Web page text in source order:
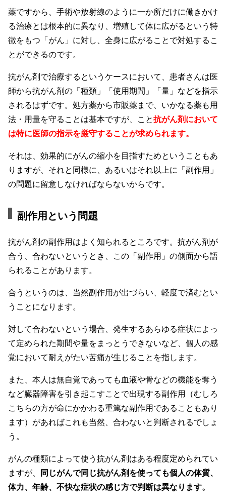
薬ですから、手術や放射線のように一か所だけに働きかけ
る治療とは根本的に異なり、増殖して体に広がるという特
徴をもつ「がん」に対し、全身に広がることで対処するこ
とができるのです。
抗がん剤で治療するというケースにおいて、患者さんは医
師から抗がん剤の「種類」「使用期間」「量」などを指示
されるはずです。処方薬から市販薬まで、いかなる薬も用
法・用量を守ることは基本ですが、こと抗がん剤において
は特に医師の指示を厳守することが求められます。
それは、効果的にがんの縮小を目指すためということもあ
りますが、それと同様に、あるいはそれ以上に「副作用」
の問題に留意しなければならないからです。
副作用という問題
抗がん剤の副作用はよく知られるところです。抗がん剤が
合う、合わないというとき、この「副作用」の側面から語
られることがあります。
合うというのは、当然副作用が出づらい、軽度で済むとい
うことになります。
対して合わないという場合、発生するあらゆる症状によっ
て定められた期間や量をまっとうできないなど、個人の感
覚において耐えがたい苦痛が生じることを指します。
また、本人は無自覚であっても血液や骨などの機能を奪う
など臓器障害を引き起こすことで出現する副作用（むしろ
こちらの方が命にかかわる重篤な副作用であることもあり
ます）があればこれも当然、合わないと判断されるでしょ
う。
がんの種類によって使う抗がん剤はある程度定められてい
ますが、 同じがんで同じ抗がん剤を使っても個人の体質、
体力、年齢、不快な症状の感じ方で判断は異なります。